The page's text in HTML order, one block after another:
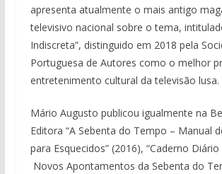
apresenta atualmente o mais antigo
televisivo nacional sobre o tema,
Indiscreta”, distinguido em 2018 pela
Portuguesa de Autores como o melhor
entretenimento cultural da televisão lusa.
Mário Augusto publicou igualmente na
Editora “A Sebenta do Tempo – Manual
para Esquecidos” (2016), “Caderno
Novos Apontamentos da Sebenta do